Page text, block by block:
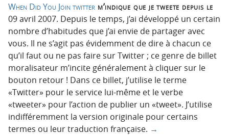
When Did You Join twitter m’indique que je tweete depuis le
09 avril 2007. Depuis le temps, j’ai développé un certain
nombre d’habitudes que j’ai envie de partager avec
vous. Il ne s’agit pas évidemment de dire à chacun ce
qu’il faut ou ne pas faire sur Twitter ; ce genre de billet
moralisateur m’incite généralement à cliquer sur le
bouton retour ! Dans ce billet, j’utilise le terme
«Twitter» pour le service lui-même et le verbe
«tweeter» pour l’action de publier un «tweet». J’utilise
indifféremment la version originale pour certains
termes ou leur traduction française. →